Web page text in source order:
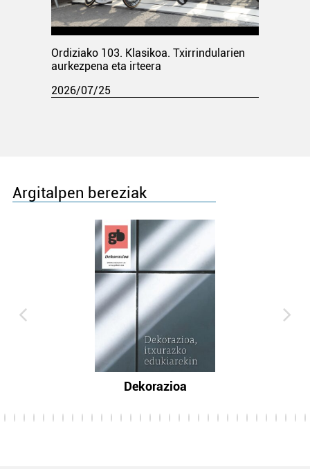
Ordiziako 103. Klasikoa. Txirrindularien
aurkezpena eta irteera
2026/07/25
Argitalpen bereziak
Dekorazioa